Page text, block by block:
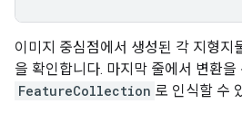
이미지 중심점에서 생성된 각 지형지
을 확인합니다. 마지막 줄에서 변환
FeatureCollection 로 인식할 수